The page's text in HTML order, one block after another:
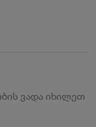
ვადა იხილეთ